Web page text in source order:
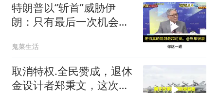
特朗普以“斩首”威胁伊
朗：只有最后一次机会
鬼菜生活
取消特权.全民赞成，退休
金设计者郑秉文，这次站